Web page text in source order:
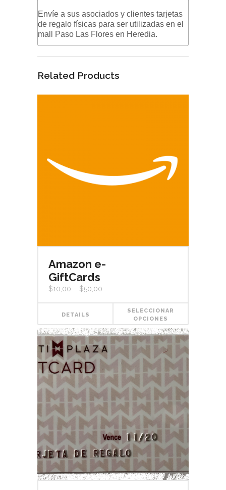
Envíe a sus asociados y clientes tarjetas
de regalo físicas para ser utilizadas en el
mall Paso Las Flores en Heredia.
Related Products
Amazon e-
GiftCards
$10,00 – $50,00
DETAILS
SELECCIONAR
OPCIONES